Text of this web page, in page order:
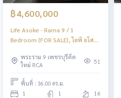
฿4,600,000
Life Asoke - Rama 9 / 1
Bedroom (FOR SALE), ไลฟ์ อโศก -
JSMN359
พระราม 9 เพชรบุรีตัด
ใหม่ RCA
51
พื้นที่ : 36.00 ตร.ม.
1 1 16